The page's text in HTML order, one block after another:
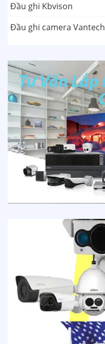
Đầu ghi Kbvison
Đầu ghi camera Vantech